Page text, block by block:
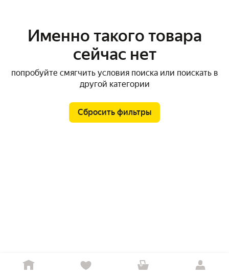
Именно такого товара
сейчас нет
попробуйте смягчить условия поиска или поискать в
другой категории
Сбросить фильтры